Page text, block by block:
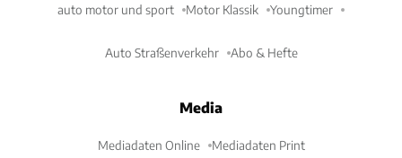
auto motor und sport Motor Klassik Youngtimer
Auto Straßenverkehr Abo & Hefte
Media
Mediadaten Online Mediadaten Print